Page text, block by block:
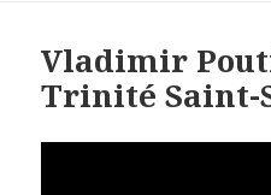
Vladimir
Trinité Saint-